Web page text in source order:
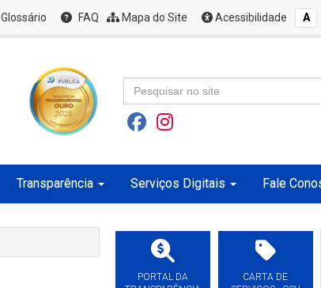
Glossário FAQ Mapa do Site Acessibilidade A
Transparência Serviços Digitais Fale
PORTAL DA
CARTA DE